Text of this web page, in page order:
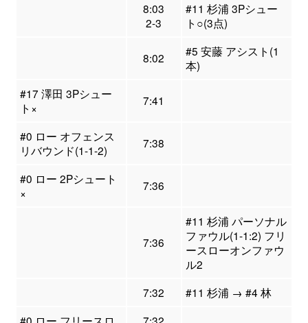
8:03
2-3
#11 杉浦 3Pシュー
ト○(3点)
8:02
#5 安藤 アシスト(1
本)
#17 澤田 3Pシュー
ト×
7:41
#0 ロー オフェンス
リバウンド(1-1-2)
7:38
#0 ロー 2Pシュート
×
7:36
7:36
#11 杉浦 パーソナル
ファウル(1-1:2) フリ
ースローオンファウ
ル2
7:32
#11 杉浦 → #4 林